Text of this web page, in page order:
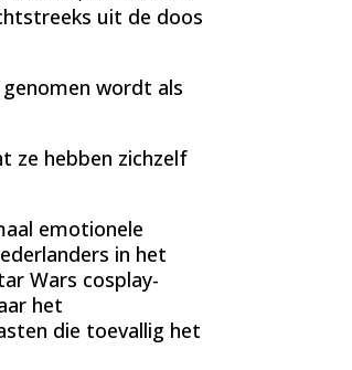
uit de doos
wordt als
ze hebben zichzelf
emotionele
in het
Wars cosplay-
het
die toevallig het